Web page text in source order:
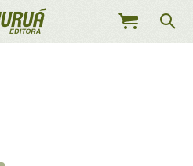
MEU